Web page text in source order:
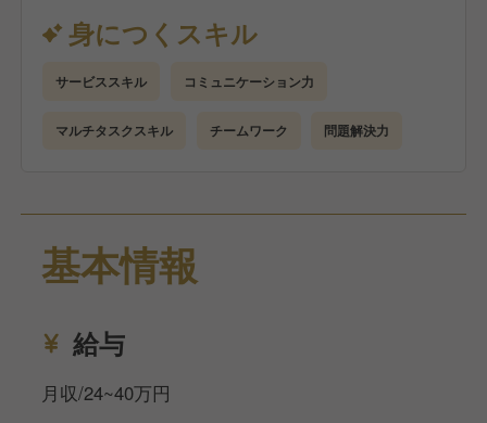
オーベルジュです。
お客様がゆっくりとお食事を楽しんでいただけるよ
う、細やかな心配りと高品質なサービスの提供をお願
いします！
身につくスキル
サービススキル コミュニケーション力
マルチタスクスキル チームワーク 問題解決力
基本情報
給与
月収/24~40万円